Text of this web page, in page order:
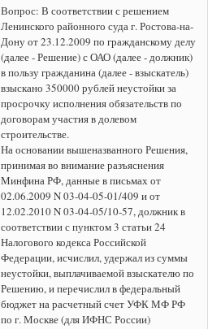
Вопрос: В соответствии с решением
Ленинского районного суда г. Ростова-на-
Дону от 23.12.2009 по гражданскому делу
(далее - Решение) с ОАО (далее - должник)
в пользу гражданина (далее - взыскатель)
взыскано 350000 рублей неустойки за
просрочку исполнения обязательств по
договорам участия в долевом
строительстве.
На основании вышеназванного Решения,
принимая во внимание разъяснения
Минфина РФ, данные в письмах от
02.06.2009 N 03-04-05-01/409 и от
12.02.2010 N 03-04-05/10-57, должник в
соответствии с пунктом 3 статьи 24
Налогового кодекса Российской
Федерации, исчислил, удержал из суммы
неустойки, выплачиваемой взыскателю по
Решению, и перечислил в федеральный
бюджет на расчетный счет УФК МФ РФ
по г. Москве (для ИФНС России)